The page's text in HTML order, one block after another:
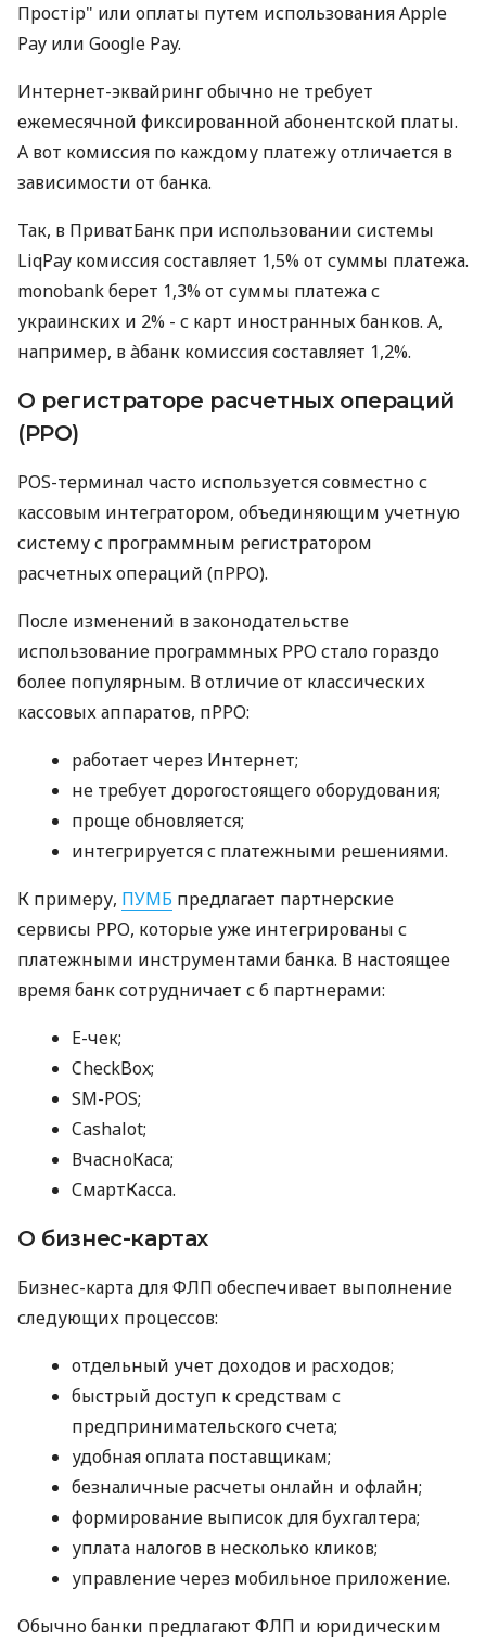
Простір" или оплаты путем использования Apple
Pay или Google Pay.
Интернет-эквайринг обычно не требует
ежемесячной фиксированной абонентской платы.
А вот комиссия по каждому платежу отличается в
зависимости от банка.
Так, в ПриватБанк при использовании системы
LiqPay комиссия составляет 1,5% от суммы платежа.
monobank берет 1,3% от суммы платежа с
украинских и 2% - с карт иностранных банков. А,
например, в àбанк комиссия составляет 1,2%.
О регистраторе расчетных операций
(РРО)
POS-терминал часто используется совместно с
кассовым интегратором, объединяющим учетную
систему с программным регистратором
расчетных операций (пРРО).
После изменений в законодательстве
использование программных РРО стало гораздо
более популярным. В отличие от классических
кассовых аппаратов, пРРО:
работает через Интернет;
не требует дорогостоящего оборудования;
проще обновляется;
интегрируется с платежными решениями.
К примеру, ПУМБ предлагает партнерские
сервисы РРО, которые уже интегрированы с
платежными инструментами банка. В настоящее
время банк сотрудничает с 6 партнерами:
E-чек;
CheckBox;
SM-POS;
Cashalot;
ВчасноКаса;
СмартКасса.
О бизнес-картах
Бизнес-карта для ФЛП обеспечивает выполнение
следующих процессов:
отдельный учет доходов и расходов;
быстрый доступ к средствам с
предпринимательского счета;
удобная оплата поставщикам;
безналичные расчеты онлайн и офлайн;
формирование выписок для бухгалтера;
уплата налогов в несколько кликов;
управление через мобильное приложение.
Обычно банки предлагают ФЛП и юридическим